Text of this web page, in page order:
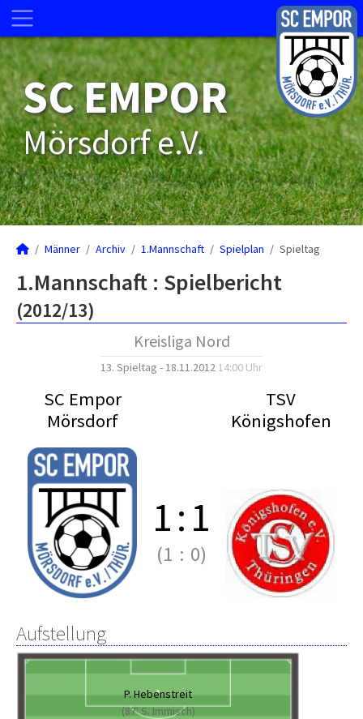
SC EMPOR
Mörsdorf e.V.
Männer Archiv 1.Mannschaft Spielplan Spieltag
1.Mannschaft : Spielbericht
(2012/13)
Kreisliga Nord
13. Spieltag - 18.11.2012 14:00 Uhr
SC Empor
Mörsdorf
TSV
Königshofen
1:1
(1 : 0)
Aufstellung
P. Hebenstreit
(87' S. Immisch)